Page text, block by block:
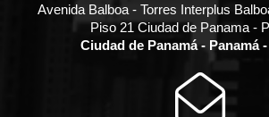
Avenida Balboa - Torres Interplus
Piso 21 Ciudad de Panama -
Ciudad de Panamá - Panamá